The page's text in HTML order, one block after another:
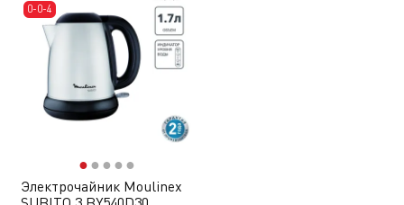
0-0-4
●● ● ● ●
Электрочайник Moulinex